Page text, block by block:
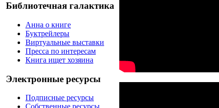
Библиотечная галактика
Анна о книге
Буктрейлеры
Виртуальные выставки
Пресса по интересам
Книга ищет хозяина
Электронные ресурсы
Подписные ресурсы